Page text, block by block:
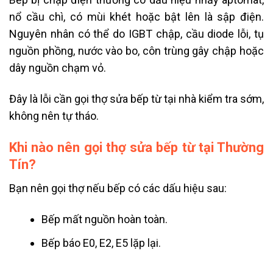
nổ cầu chì, có mùi khét hoặc bật lên là sập điện.
Nguyên nhân có thể do IGBT chập, cầu diode lỗi, tụ
nguồn phồng, nước vào bo, côn trùng gây chập hoặc
dây nguồn chạm vỏ.
Đây là lỗi cần gọi thợ sửa bếp từ tại nhà kiểm tra sớm,
không nên tự tháo.
Khi nào nên gọi thợ sửa bếp từ tại Thường
Tín?
Bạn nên gọi thợ nếu bếp có các dấu hiệu sau:
Bếp mất nguồn hoàn toàn.
Bếp báo E0, E2, E5 lặp lại.